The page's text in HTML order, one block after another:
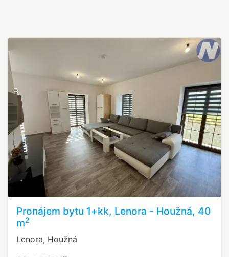
Pronájem bytu 1+kk, Lenora - Houžná, 40
m2
Lenora, Houžná